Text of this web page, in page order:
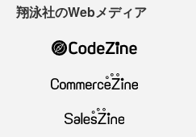
翔泳社のWebメディア